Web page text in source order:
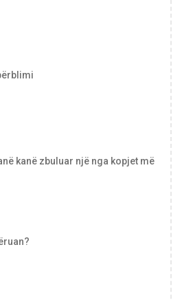
kanë zbuluar një nga kopjet më